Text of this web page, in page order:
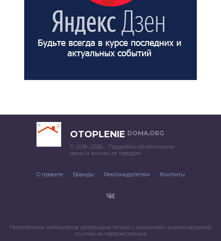
OTOPLENIE DOMA.ORG
© 2018–2026 – Подробно об отоплении
дома и жизни за городом
О проекте Бренды Рекламодателям Контакты
Перепечатка материалов разрешена только с указанием индексируемой
ссылки на первоисточник